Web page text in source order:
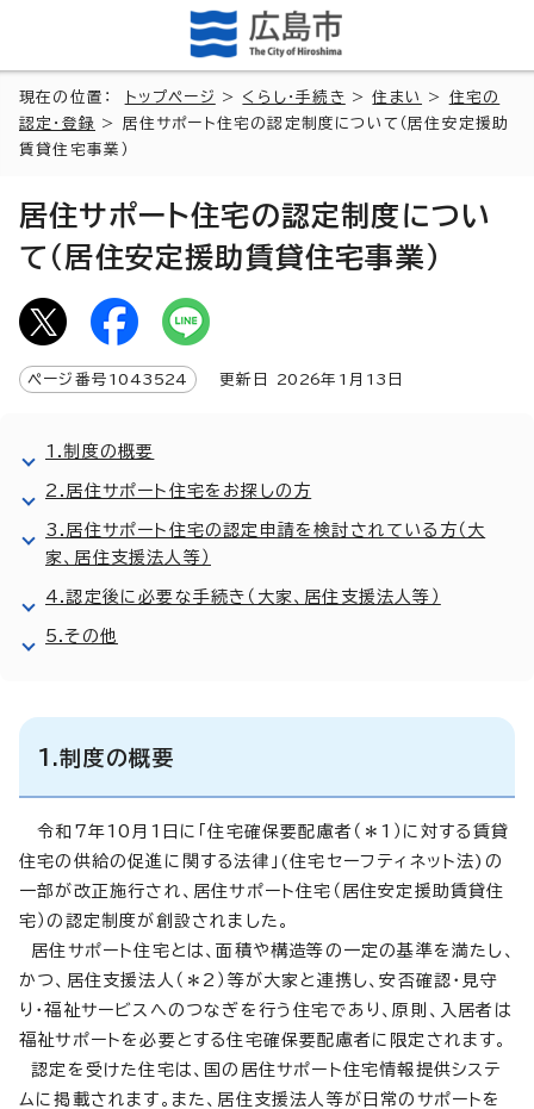
現在の位置： トップページ > くらし・手続き >住まい > 住宅の
認定・登録 > 居住サポート住宅の認定制度について（居住安定援助
賃貸住宅事業）
居住サポート住宅の認定制度につい
て（居住安定援助賃貸住宅事業）
ページ番号 1043524 更新日 2026年1月 13 日
1.制度の概要
2.居住サポート住宅をお探しの方
3.居住サポート住宅の認定申請を検討されている方（大
家、居住支援法人等）
4.認定後に必要な手続き（大家、居住支援法人等）
5.その他
1.制度の概要
令和7年10月1日に「住宅確保要配慮者（＊1）に対する賃貸
住宅の供給の促進に関する法律」(住宅セーフティネット法)の
一部が改正施行され、居住サポート住宅（居住安定援助賃貸住
宅）の認定制度が創設されました。
居住サポート住宅とは、面積や構造等の一定の基準を満たし、
かつ、居住支援法人（＊2）等が大家と連携し、安否確認・見守
り・福祉サービスへのつなぎを行う住宅であり、原則、入居者は
福祉サポートを必要とする住宅確保要配慮者に限定されます。
認定を受けた住宅は、国の居住サポート住宅情報提供システ
ムに掲載されます。また、居住支援法人等が日常のサポートを